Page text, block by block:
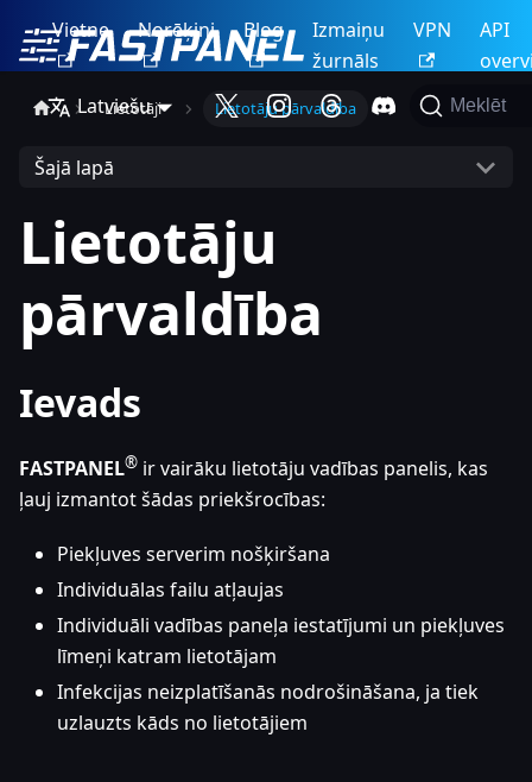
Vietne Norēķini Blog
Izmaiņu
žurnāls
VPN
API
Latviešu
Meklēt
Lietotāji Lietotāju pārvaldība
Šajā lapā
Lietotāju
pārvaldība
Ievads
FASTPANEL® ir vairāku lietotāju vadības panelis, kas
ļauj izmantot šādas priekšrocības:
Piekļuves serverim nošķiršana
Individuālas failu atļaujas
Individuāli vadības paneļa iestatījumi un piekļuves
līmeņi katram lietotājam
Infekcijas neizplatīšanās nodrošināšana, ja tiek
uzlauzts kāds no lietotājiem